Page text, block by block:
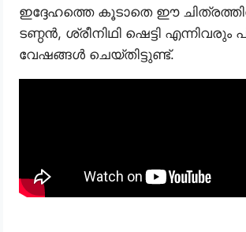
ഇദ്ദേഹത്തെ കൂടാതെ ഈ
ടണ്ഠൻ, ശ്രീനിഥി ഷെട്ടി എന്നിവരും
വേഷങ്ങൾ ചെയ്തിട്ടുണ്ട്.